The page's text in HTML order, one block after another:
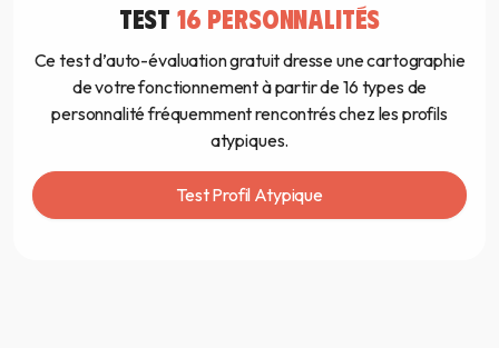
TEST 16 PERSONNALITÉS
Ce test d’auto-évaluation gratuit dresse une cartographie
de votre fonctionnement à partir de 16 types de
personnalité fréquemment rencontrés chez les profils
atypiques.
Test Profil Atypique